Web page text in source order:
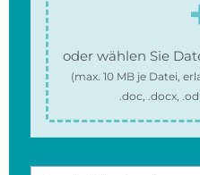
oder wählen Sie
(max. 10 MBje Datei,
.doc, .docx,